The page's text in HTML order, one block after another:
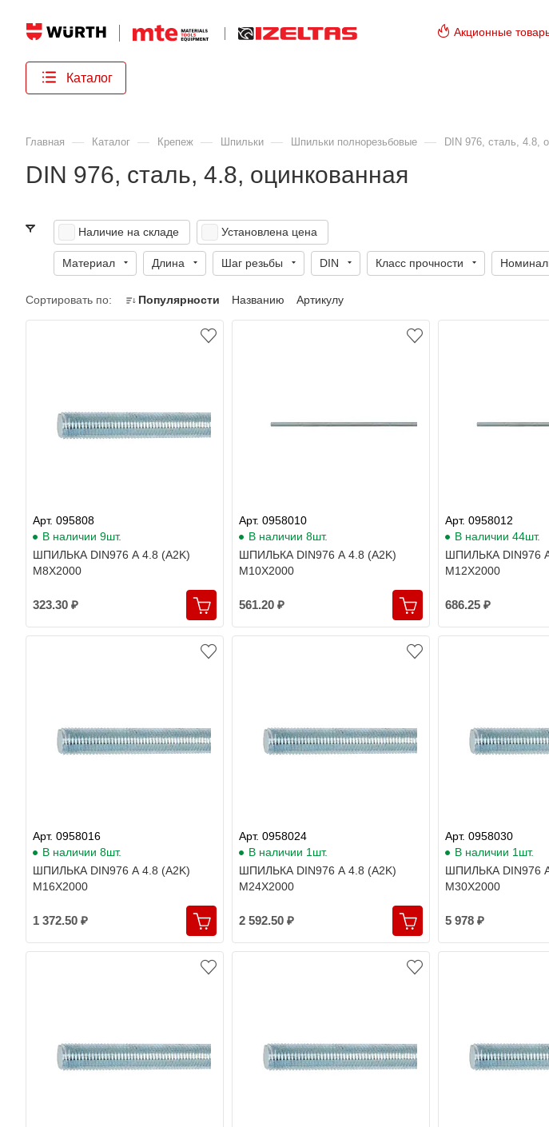
Акционные
Каталог
Главная
— Каталог — Крепеж — Шпильки — Шпильки полнорезьбовые — DIN 976, сталь, 4.8,
DIN 976, сталь, 4.8, оцинкованная
Наличие на складе Установлена цена
Материал Длина Шаг резьбы DIN Класс прочности
Сортировать по: Популярности Названию Артикулу
Арт. 095808
В наличии 9шт.
ШПИЛЬКА DIN976 A 4.8 (A2K)
M8X2000
323.30 ₽
Арт. 0958010
В наличии 8шт.
ШПИЛЬКА DIN976 A 4.8 (A2K)
M10X2000
561.20 ₽
Арт. 0958012
В наличии 44шт.
ШПИЛЬКА DIN976
M12X2000
686.25 ₽
Арт. 0958016
В наличии 8шт.
ШПИЛЬКА DIN976 A 4.8 (A2K)
M16X2000
1 372.50 ₽
Арт. 0958024
В наличии 1шт.
ШПИЛЬКА DIN976 A 4.8 (A2K)
M24X2000
2 592.50 ₽
Арт. 0958030
В наличии 1шт.
ШПИЛЬКА DIN976
M30X2000
5 978 ₽